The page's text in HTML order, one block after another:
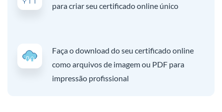
para criar seu certificado online único
Faça o download do seu certificado online
como arquivos de imagem ou PDF para
impressão profissional